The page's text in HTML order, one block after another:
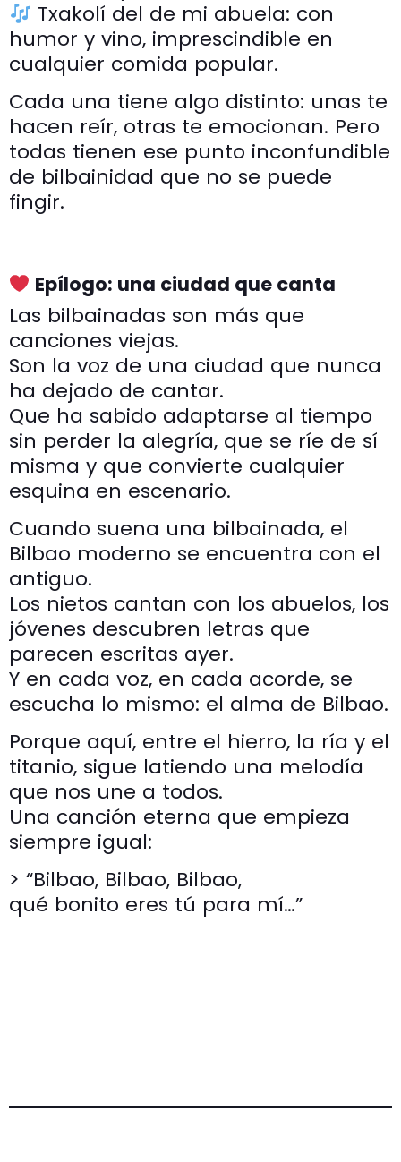
Txakolí del de mi abuela: con
humor y vino, imprescindible en
cualquier comida popular.
Cada una tiene algo distinto: unas te
hacen reír, otras te emocionan. Pero
todas tienen ese punto inconfundible
de bilbainidad que no se puede
fingir.
Epílogo: una ciudad que canta
Las bilbainadas son más que
canciones viejas.
Son la voz de una ciudad que nunca
ha dejado de cantar.
Que ha sabido adaptarse al tiempo
sin perder la alegría, que se ríe de sí
misma y que convierte cualquier
esquina en escenario.
Cuando suena una bilbainada, el
Bilbao moderno se encuentra con el
antiguo.
Los nietos cantan con los abuelos, los
jóvenes descubren letras que
parecen escritas ayer.
Y en cada voz, en cada acorde, se
escucha lo mismo: el alma de Bilbao.
Porque aquí, entre el hierro, la ría y el
titanio, sigue latiendo una melodía
que nos une a todos.
Una canción eterna que empieza
siempre igual:
> “Bilbao, Bilbao, Bilbao,
qué bonito eres tú para mí…”